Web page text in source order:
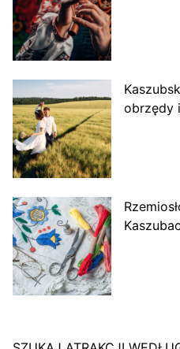
obrzędy